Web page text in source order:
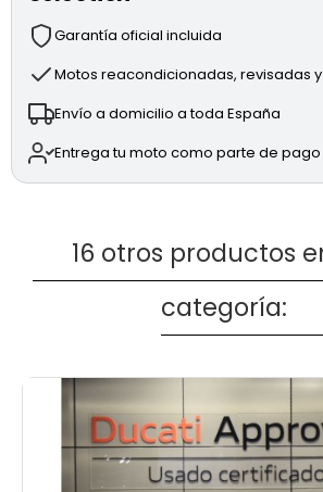
Suspensión electrónica (Ducati
2x 320mm discos de freno
265mm disco de freno trasero con
DQS (cambio semiautomático).
VHC (Vehicle Hold Control).
DTC, DWC y modos de conducción.
Accesorios:
Parrilla para top case.
* PRECIO ANUNCIADO AL CONTADO
Garantía oficial incluida
Motos reacondicionadas, revisadas y
Envío a domicilio a toda España
Entrega tu moto como parte de pago
16 otros productos
categoría: